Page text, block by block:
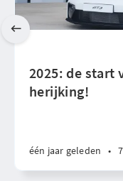
2025: de start
herijking!
één jaar geleden •